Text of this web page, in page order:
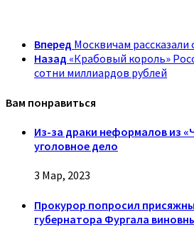
Вперед Москвичам
Назад «Крабовый король»
сотни миллиардов рублей
Вам понравиться
Из-за драки неформалов из
уголовное дело
3 Мар, 2023
Прокурор попросил
губернатора Фургала